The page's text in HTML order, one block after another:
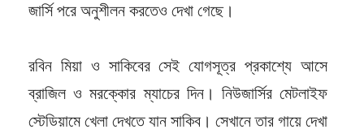
জার্সি পরে অনুশীলন করতেও দেখা গেছে।
রবিন মিয়া ও সাকিবের সেই যোগসূত্র প্রকাশ্যে আসে
ব্রাজিল ও মরক্কোর ম্যাচের দিন। নিউজার্সির মেটলাইফ
স্টেডিয়ামে খেলা দেখতে যান সাকিব। সেখানে তার গায়ে দেখা